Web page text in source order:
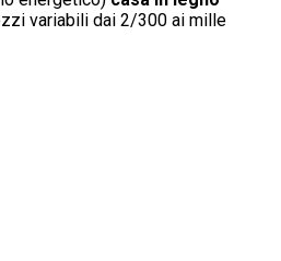
variabili dai 2/300 ai mille